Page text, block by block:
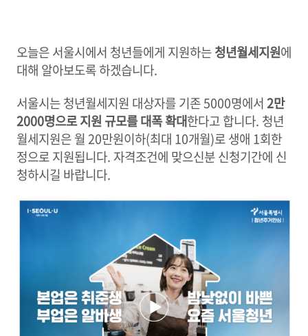
오늘은 서울시에서 청년들에게 지원하는청년월세지원에
대해 알아보도록 하겠습니다.
서울시는 청년월세지원 대상자를 기존 5000명에서2만
2000명으로 지원 규모를 대폭 확대한다고 합니다. 청년
월세지원은 월 20만원이하(최대 10개월)로 생애 1회한
정으로 지원됩니다. 자격조건에 맞으신분 신청기간에 신
청하시길 바랍니다.